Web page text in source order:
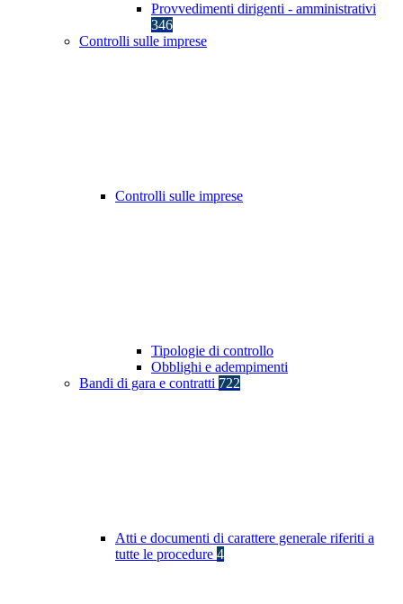
Provvedimenti dirigenti - amministrativi
346
Controlli sulle imprese
Controlli sulle imprese
Tipologie di controllo
Obblighi e adempimenti
Bandi di gara e contratti 722
Atti e documenti di carattere generale riferiti a
tutte le procedure 4